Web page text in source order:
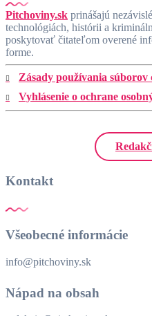
Pitchoviny.sk prinášajú
technológiách, histórii a
poskytovať čitateľom overené
forme.
Zásady používania súborov
Vyhlásenie o ochrane
Kontakt
Všeobecné informácie
info@pitchoviny.sk
Nápad na obsah